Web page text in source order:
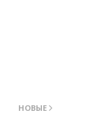
НОВЫЕ